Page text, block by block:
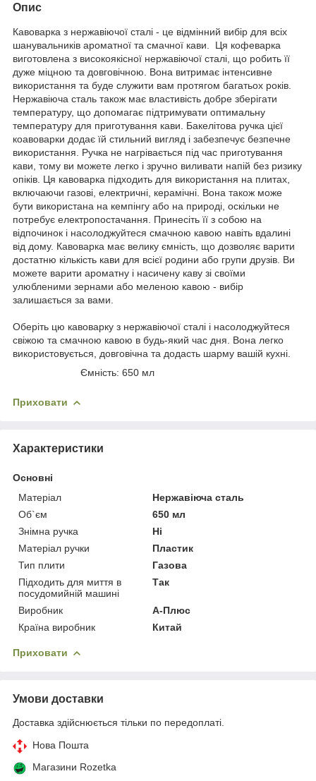
Опис
Кавоварка з нержавіючої сталі - це відмінний вибір для всіх
шанувальників ароматної та смачної кави. Ця кофеварка
виготовлена з високоякісної нержавіючої сталі, що робить її
дуже міцною та довговічною. Вона витримає інтенсивне
використання та буде служити вам протягом багатьох років.
Нержавіюча сталь також має властивість добре зберігати
температуру, що допомагає підтримувати оптимальну
температуру для приготування кави. Бакелітова ручка цієї
коавоварки додає їй стильний вигляд і забезпечує безпечне
використання. Ручка не нагрівається під час приготування
кави, тому ви можете легко і зручно виливати напій без ризику
опіків. Ця кавоварка підходить для використання на плитах,
включаючи газові, електричні, керамічні. Вона також може
бути використана на кемпінгу або на природі, оскільки не
потребує електропостачання. Принесіть її з собою на
відпочинок і насолоджуйтеся смачною кавою навіть вдалині
від дому. Кавоварка має велику ємність, що дозволяє варити
достатню кількість кави для всієї родини або групи друзів. Ви
можете варити ароматну і насичену каву зі своїми
улюбленими зернами або меленою кавою - вибір
залишається за вами.
Оберіть цю кавоварку з нержавіючої сталі і насолоджуйтеся
свіжою та смачною кавою в будь-який час дня. Вона легко
використовується, довговічна та додасть шарму вашій кухні.
Ємність: 650 мл
Приховати
Характеристики
Основні
Матеріал
Нержавіюча сталь
Об`єм
650 мл
Знімна ручка
Ні
Матеріал ручки
Пластик
Тип плити
Газова
Підходить для миття в
посудомийній машині
Так
Виробник
А-Плюс
Країна виробник
Китай
Приховати
Умови доставки
Доставка здійснюється тільки по передоплаті.
Нова Пошта
Магазини Rozetka